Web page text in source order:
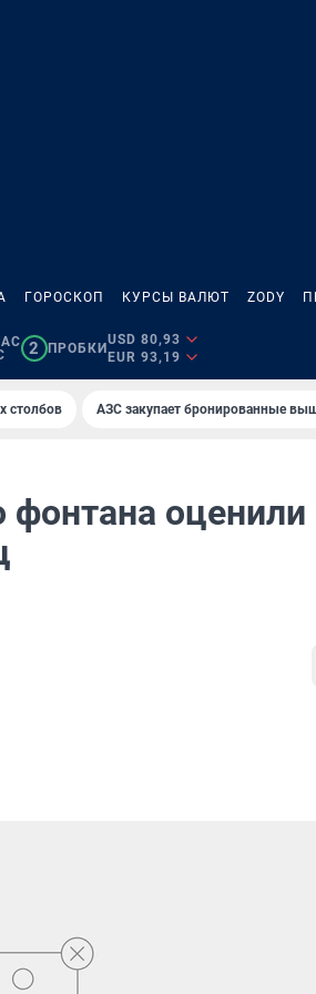
ГОРОСКОП КУРСЫ ВАЛЮТ ZODY
2 ПРОБКИ
USD 80,93
EUR 93,19
столбов AЗС закупает бронированные
оценили